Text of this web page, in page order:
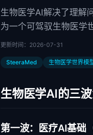
生物医学AI解决了理解
为一个可驾驭生物医学
更新时间： 2026-07-31
SteeraMed 生物医学世界模
生物医学AI的三
第一波：医疗AI基础